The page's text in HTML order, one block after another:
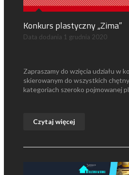
Konkurs plastyczny „Zima”
Data dodania 1 grudnia 2020
Zapraszamy do wzięcia udziału w
skierowanym do wszystkich
kategoriach szeroko pojmowanej
Czytaj więcej